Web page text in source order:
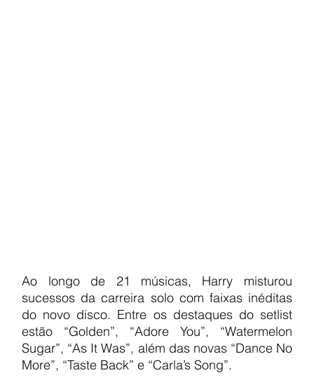
Ao longo de 21 músicas, Harry misturou
sucessos da carreira solo com faixas inéditas
do novo disco. Entre os destaques do setlist
estão “Golden”, “Adore You”, “Watermelon
Sugar”, “As It Was”, além das novas “Dance No
More”, “Taste Back” e “Carla’s Song”.